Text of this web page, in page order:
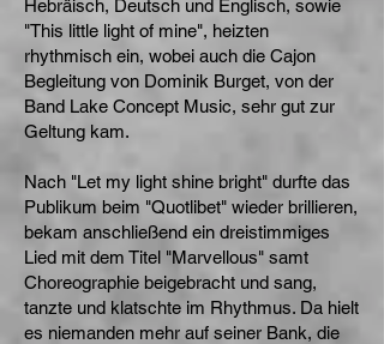
Hebräisch, Deutsch und Englisch, sowie
"This little light of mine", heizten
rhythmisch ein, wobei auch die Cajon
Begleitung von Dominik Burget, von der
Band Lake Concept Music, sehr gut zur
Geltung kam.
Nach "Let my light shine bright" durfte das
Publikum beim "Quotlibet" wieder brillieren,
bekam anschließend ein dreistimmiges
Lied mit dem Titel "Marvellous" samt
Choreographie beigebracht und sang,
tanzte und klatschte im Rhythmus. Da hielt
es niemanden mehr auf seiner Bank, die